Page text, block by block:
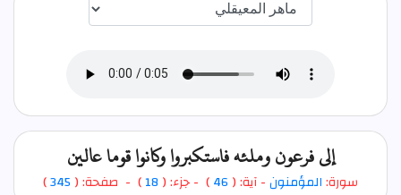
إلى فرعون وملئه فاستكبروا وكانوا قوما عالين
سورة:المؤمنون- آية: (46
) - جزء: ( 18) - صفحة: ( 345
)